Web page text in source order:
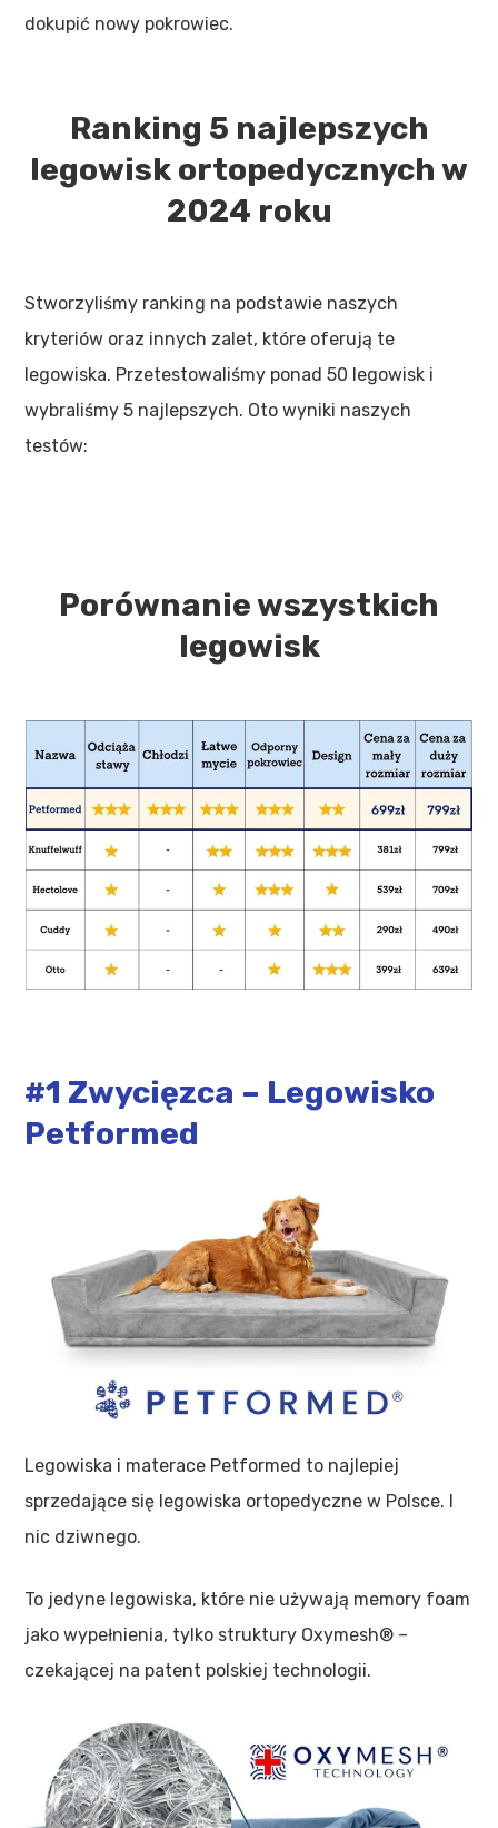
dokupić nowy pokrowiec.
Ranking 5 najlepszych
legowisk ortopedycznych w
2024 roku
Stworzyliśmy ranking na podstawie naszych
kryteriów oraz innych zalet, które oferują te
legowiska. Przetestowaliśmy ponad 50 legowisk i
wybraliśmy 5 najlepszych. Oto wyniki naszych
testów:
Porównanie wszystkich
legowisk
#1 Zwycięzca – Legowisko
Petformed
Legowiska i materace Petformed to najlepiej
sprzedające się legowiska ortopedyczne w Polsce. I
nic dziwnego.
To jedyne legowiska, które nie używają memory foam
jako wypełnienia, tylko struktury Oxymesh® –
czekającej na patent polskiej technologii.